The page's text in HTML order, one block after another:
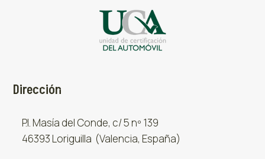
Dirección
P.I. Masía del Conde, c/ 5 nº 139
46393 Loriguilla (Valencia, España)